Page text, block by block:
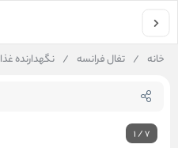
خانه / تفال فرانسه / نگهدارنده غذا
1/7